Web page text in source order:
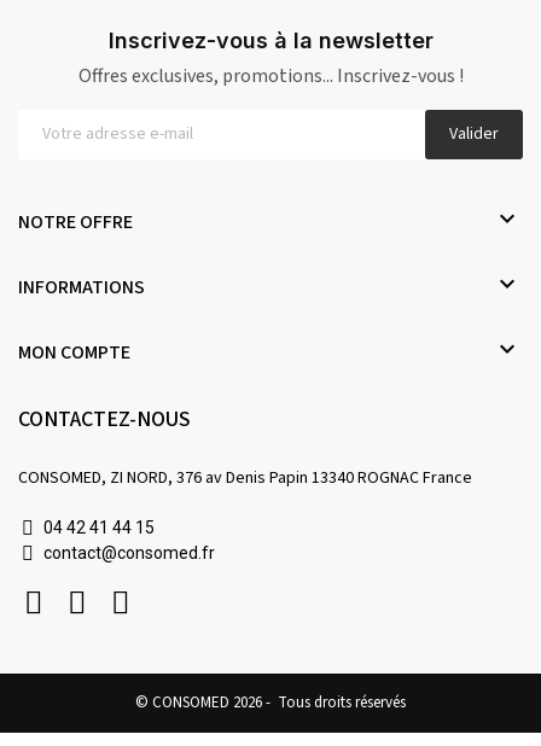
Inscrivez-vous à la newsletter
Offres exclusives, promotions... Inscrivez-vous !
Valider
NOTRE OFFRE 
INFORMATIONS 
MON COMPTE 
CONTACTEZ-NOUS
CONSOMED, ZI NORD, 376 av Denis Papin 13340 ROGNAC France
04 42 41 44 15
contact@consomed.fr
© CONSOMED 2026 - Tous droits réservés